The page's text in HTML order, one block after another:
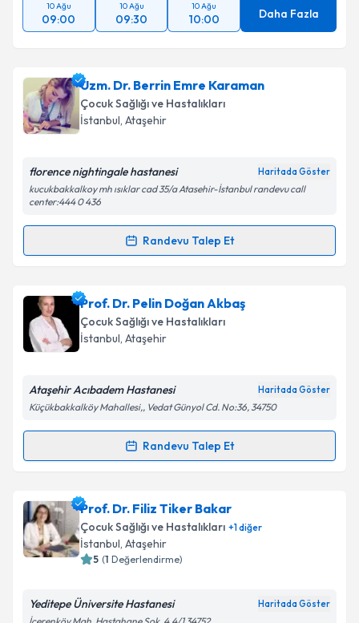
10 Ağu
09:00
10 Ağu
09:30
10 Ağu
10:00 Daha Fazla
Uzm. Dr. Berrin Emre Karaman
Çocuk Sağlığı ve Hastalıkları
İstanbul, Ataşehir
florence nightingale hastanesi Haritada Göster
kucukbakkalkoy mh ısıklar cad 35/a Atasehir-İstanbul randevu call
center:444 0 436
Randevu Talep Et
Randevu Takvimi Talebi
Uzm. Dr. Berrin Emre Karamaniçin randevu
takvimi talebi oluşturun. Size bu uzmandan randevu
almanız için bir takvim hazırlandığında e-posta ile
bilgilendireceğiz.
Kişisel verilerimin işlenmesine ilişkinAydınlatma
kapsamda işlenmesini kabul ediyorum.
Takvim Talebini Gönder
Prof. Dr. Pelin Doğan Akbaş
Çocuk Sağlığı ve Hastalıkları
İstanbul, Ataşehir
Ataşehir Acıbadem Hastanesi Haritada Göster
Küçükbakkalköy Mahallesi,, Vedat Günyol Cd. No:36, 34750
Randevu Talep Et
Randevu Takvimi Talebi
Prof. Dr. Pelin Doğan Akbaşiçin randevu takvimi
talebi oluşturun. Size bu uzmandan randevu almanız
için bir takvim hazırlandığında e-posta ile
bilgilendireceğiz.
Prof. Dr. Filiz Tiker Bakar
Çocuk Sağlığı ve Hastalıkları +1diğer
İstanbul, Ataşehir
5 (1 Değerlendirme)
Yeditepe Üniversite Hastanesi Haritada Göster